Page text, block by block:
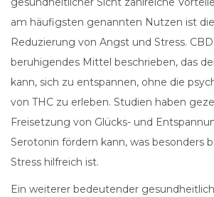
am häufigsten genannten Nutzen ist
Reduzierung von Angst und Stress.
beruhigendes Mittel beschrieben, das
kann, sich zu entspannen, ohne die
von THC zu erleben. Studien haben
Freisetzung von Glücks- und
Serotonin fördern kann, was besonders
Stress hilfreich ist.
Ein weiterer bedeutender